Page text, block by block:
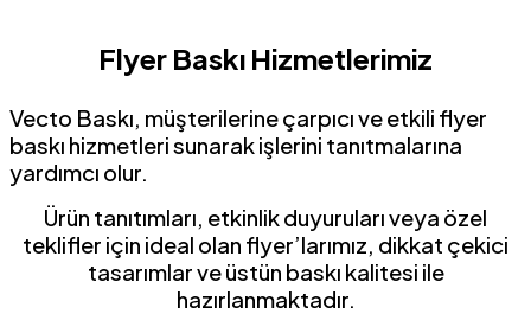
Flyer Baskı Hizmetlerimiz
Vecto Baskı, müşterilerine çarpıcı ve etkili flyer
baskı hizmetleri sunarak işlerini tanıtmalarına
yardımcı olur.
Ürün tanıtımları, etkinlik duyuruları veya özel
teklifler için ideal olan flyer’larımız, dikkat çekici
tasarımlar ve üstün baskı kalitesi ile
hazırlanmaktadır.